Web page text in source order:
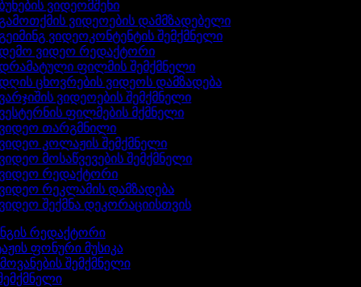
ვიდეომშენი
ვიდეოების დამმზადებელი
ვიდეოკონტენტის შემქმნელი
ვიდეო რედაქტორი
ფილმის შემქმნელი
ცხოვრების ვიდეოს დამზადება
ვიდეოების შემქმნელი
ფილმების მქმნელი
თარგმნილი
კოლაჟის შემქმნელი
მოსაწვევების შემქმნელი
რედაქტორი
რეკლამის დამზადება
შექმნა დეკორაციისთვის
რედაქტორი
ფონური მუსიკა
შემქმნელი